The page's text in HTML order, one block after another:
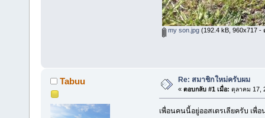
my son.jpg(192.4 kB, 960x717 -
Tabuu Re: สมาชิกใหม่ครับผม
« ตอบกลับ #1 เมื่อ: ตุลาคม 17,
เพื่อนคนนี้อยู่ออสเตรเลียครับ เพื่อ